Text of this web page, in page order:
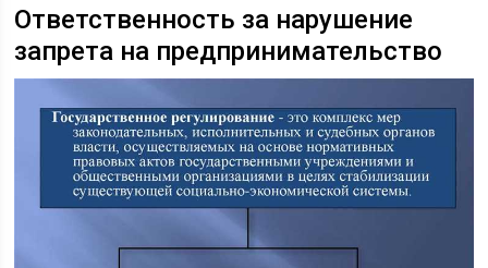
Ответственность за нарушение
запрета на предпринимательство